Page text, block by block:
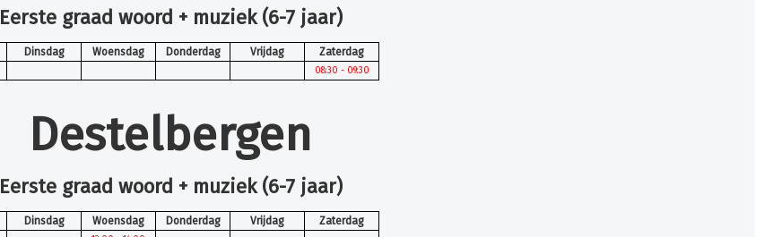
Eerste graad woord + muziek (6-7 jaar)
Dinsdag Woensdag Donderdag Vrijdag
Zaterdag
08:30 - 09:30
Destelbergen
Eerste graad woord + muziek (6-7 jaar)
Dinsdag Woensdag Donderdag Vrijdag
Zaterdag